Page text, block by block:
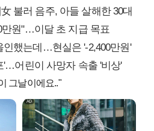
불러 음주, 아들 살해한 30대
만원"…이달 초 지급 목표
인했는데…현실은 '-2,400만원'
'…어린이 사망자 속출 '비상'
그날이에요.."